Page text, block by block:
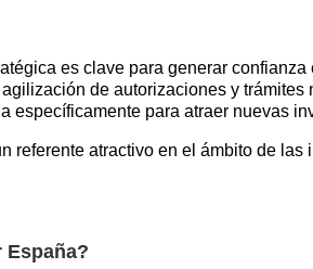
es clave para generar
de autorizaciones y
específicamente para atraer nuevas
atractivo en el ámbito de